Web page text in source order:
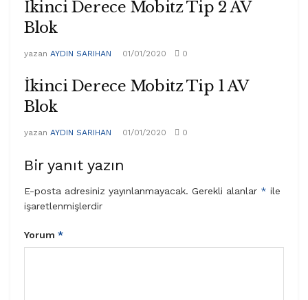
İkinci Derece Mobitz Tip 2 AV
Blok
yazan AYDIN SARIHAN 01/01/2020 0
İkinci Derece Mobitz Tip 1 AV
Blok
yazan AYDIN SARIHAN 01/01/2020 0
Bir yanıt yazın
E-posta adresiniz yayınlanmayacak. Gerekli alanlar * ile
işaretlenmişlerdir
Yorum *